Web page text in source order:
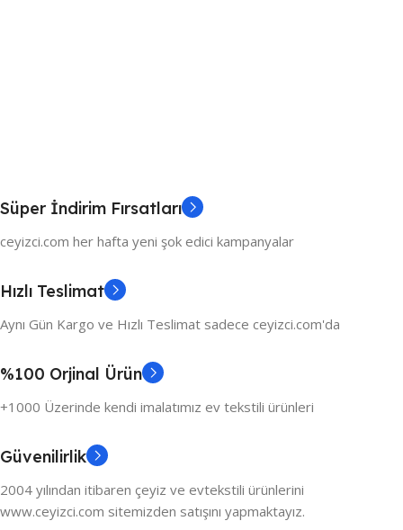
Süper İndirim Fırsatları
ceyizci.com her hafta yeni şok edici kampanyalar
Hızlı Teslimat
Aynı Gün Kargo ve Hızlı Teslimat sadece ceyizci.com'da
%100 Orjinal Ürün
+1000 Üzerinde kendi imalatımız ev tekstili ürünleri
Güvenilirlik
2004 yılından itibaren çeyiz ve evtekstili ürünlerini
www.ceyizci.com sitemizden satışını yapmaktayız.